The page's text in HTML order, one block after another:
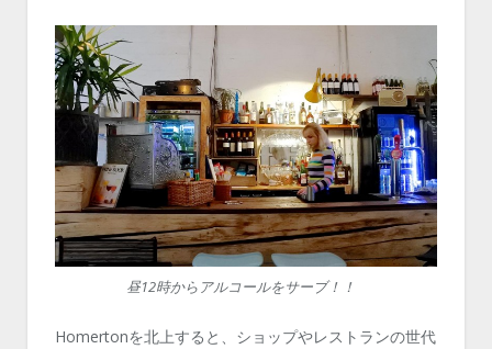
昼12時からアルコールをサーブ！！
Homertonを北上すると、ショップやレストランの世代